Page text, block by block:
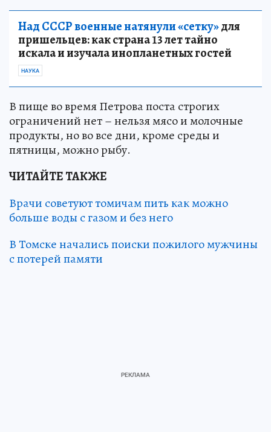
Над СССР военные натянули «сетку»для
пришельцев: как страна 13 лет тайно
искала и изучала инопланетных гостей
НАУКА
В пище во время Петрова поста строгих
ограничений нет – нельзя мясо и молочные
продукты, но во все дни, кроме среды и
пятницы, можно рыбу.
ЧИТАЙТЕ ТАКЖЕ
Врачи советуют томичам пить как можно
больше воды с газом и без него
В Томске начались поиски пожилого мужчины
с потерей памяти